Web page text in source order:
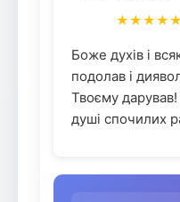
★★★★★
Боже духів і
подолав і
Твоєму
душі спочилих